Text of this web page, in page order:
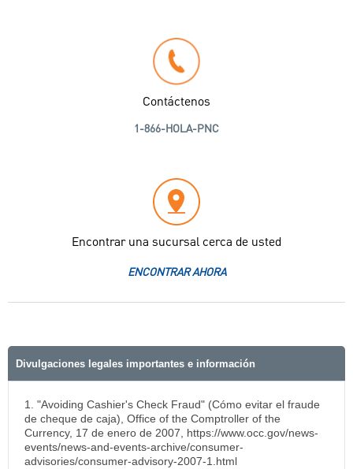
Contáctenos
1-866-HOLA-PNC
Encontrar una sucursal cerca de usted
ENCONTRAR AHORA
Divulgaciones legales importantes e información
1. "Avoiding Cashier's Check Fraud" (Cómo evitar el fraude
de cheque de caja), Office of the Comptroller of the
Currency, 17 de enero de 2007, https://www.occ.gov/news-
events/news-and-events-archive/consumer-
advisories/consumer-advisory-2007-1.html